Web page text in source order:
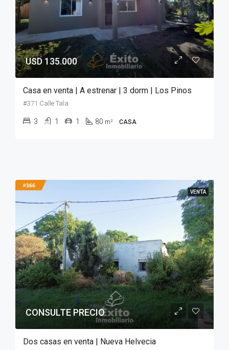
USD 135.000
Casa en venta | A estrenar | 3 dorm | Los Pinos
#371 Calle Tala
3 1 1 80 m² CASA
VENTA
CONSULTE PRECIO
Dos casas en venta | Nueva Helvecia